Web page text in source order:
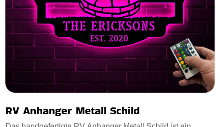
RV Anhanger Metall Schild